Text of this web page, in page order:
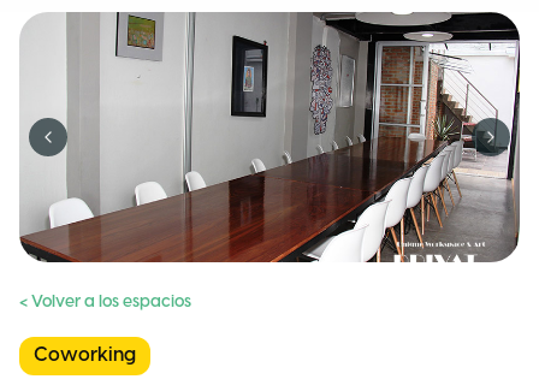
Previous slide Next
< Volver a los espacios
Coworking